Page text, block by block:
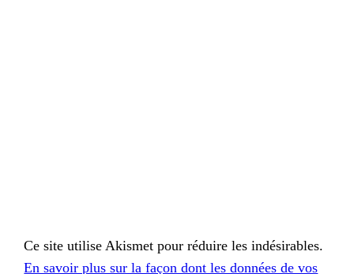
Ce site utilise Akismet pour réduire les indésirables.
En savoir plus sur la façon dont les données de vos